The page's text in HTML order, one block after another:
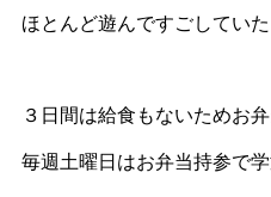
ほとんど遊んですごしてい
３日間は給食もないためお弁
毎週土曜日はお弁当持参で